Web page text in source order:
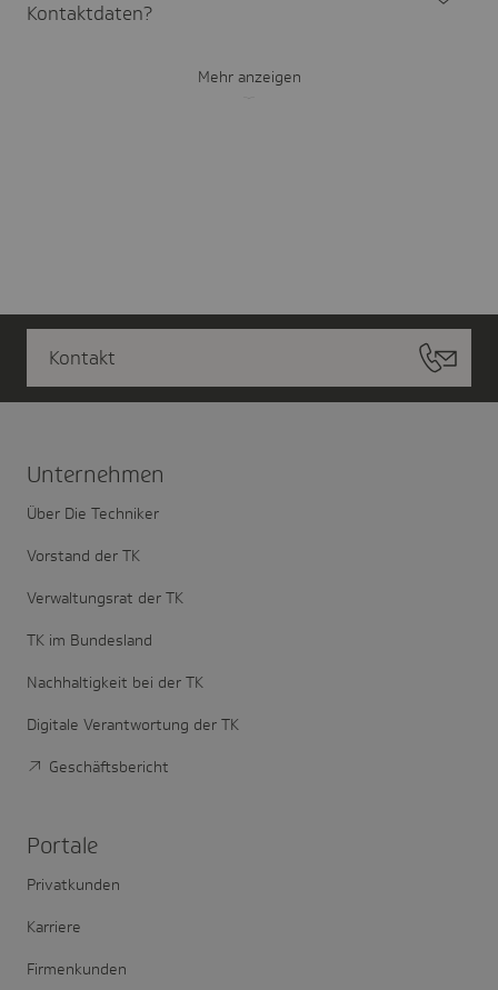
Kontakt­da­ten?
Mehr anzeigen
Kontakt
Unter­nehmen
Über Die Techniker
Vorstand der TK
Verwaltungsrat der TK
TK im Bundesland
Nachhaltigkeit bei der TK
Digitale Verantwortung der TK
Geschäftsbericht
Portale
Privatkunden
Karriere
Firmenkunden